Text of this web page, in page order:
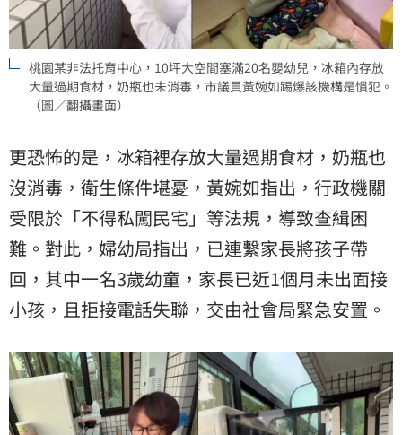
桃園某非法托育中心，10坪大空間塞滿20名嬰幼兒，冰箱內存放
大量過期食材，奶瓶也未消毒，市議員黃婉如踢爆該機構是慣犯。
（圖／翻攝畫面）
更恐怖的是，冰箱裡存放大量過期食材，奶瓶也
沒消毒，衛生條件堪憂，黃婉如指出，行政機關
受限於「不得私闖民宅」等法規，導致查緝困
難。對此，婦幼局指出，已連繫家長將孩子帶
回，其中一名3歲幼童，家長已近1個月未出面接
小孩，且拒接電話失聯，交由社會局緊急安置。